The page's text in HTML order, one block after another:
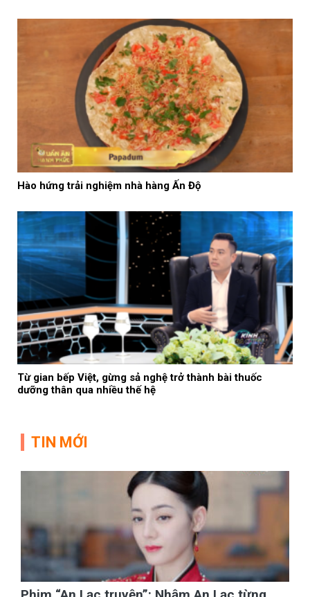
Hào hứng trải nghiệm nhà hàng Ấn Độ
Từ gian bếp Việt, gừng sả nghệ trở thành bài thuốc
dưỡng thân qua nhiều thế hệ
TIN MỚI